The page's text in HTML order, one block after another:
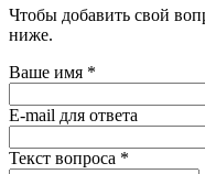
Чтобы добавить свой
ниже.
Ваше имя *
E-mail для ответа
Текст вопроса *